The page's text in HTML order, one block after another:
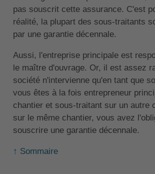
pas souscrit cette assurance. C'est
réalité, la plupart des sous-traitants
par une garantie décennale.
Aussi, l'entreprise principale est
le maître d'ouvrage. Or, il est assez
société n'intervienne qu'en tant que
vous êtes à la fois entrepreneur
chantier et sous-traitant sur un autre
sur le même chantier, vous avez
souscrire une garantie décennale.
↑ Sommaire